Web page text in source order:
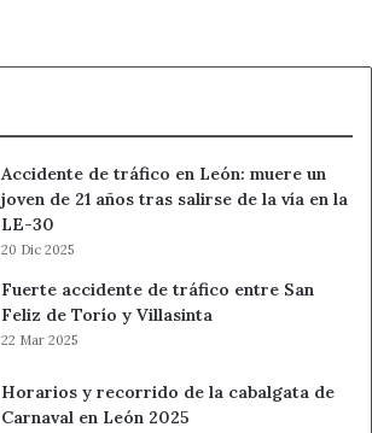
Accidente de tráfico en León: muere un
joven de 21 años tras salirse de la vía en la
LE-30
20 Dic 2025
Fuerte accidente de tráfico entre San
Feliz de Torío y Villasinta
22 Mar 2025
Horarios y recorrido de la cabalgata de
Carnaval en León 2025